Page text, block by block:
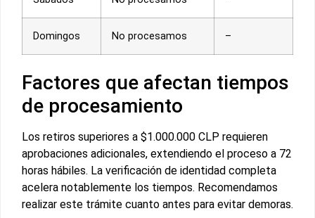
Domingos No procesamos –
Factores que afectan tiempos
de procesamiento
Los retiros superiores a $1.000.000 CLP requieren
aprobaciones adicionales, extendiendo el proceso a 72
horas hábiles. La verificación de identidad completa
acelera notablemente los tiempos. Recomendamos
realizar este trámite cuanto antes para evitar demoras.